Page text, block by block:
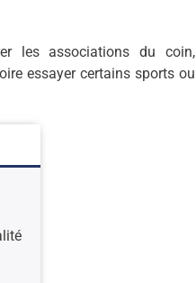
les associations du coin,
essayer certains sports ou